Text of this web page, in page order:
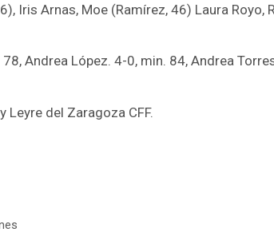
Iris Arnas, Moe (Ramírez, 46) Laura Royo,
Andrea López. 4-0, min. 84, Andrea
del Zaragoza CFF.